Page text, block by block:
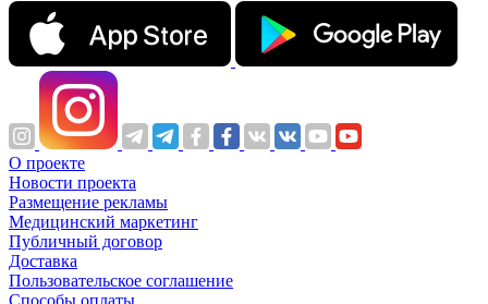
О проекте
Новости проекта
Размещение рекламы
Медицинский маркетинг
Публичный договор
Доставка
Пользовательское соглашение
Способы оплаты